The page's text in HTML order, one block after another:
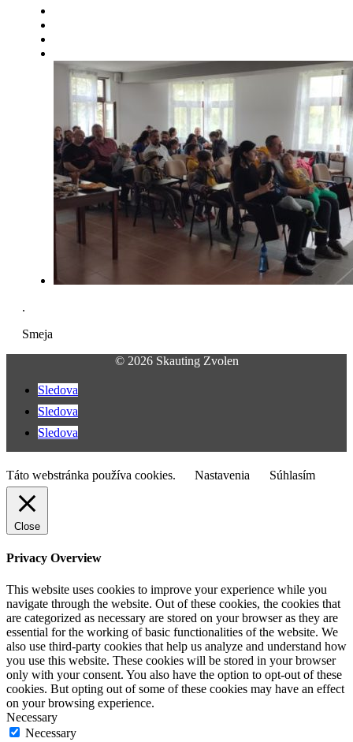
.
Smeja
© 2026 Skauting Zvolen
Sledova
Sledova
Sledova
Táto webstránka používa cookies. Nastavenia Súhlasím
Close
Privacy Overview
This website uses cookies to improve your experience while you
navigate through the website. Out of these cookies, the cookies that
are categorized as necessary are stored on your browser as they are
essential for the working of basic functionalities of the website. We
also use third-party cookies that help us analyze and understand how
you use this website. These cookies will be stored in your browser
only with your consent. You also have the option to opt-out of these
cookies. But opting out of some of these cookies may have an effect
on your browsing experience.
Necessary
Necessary